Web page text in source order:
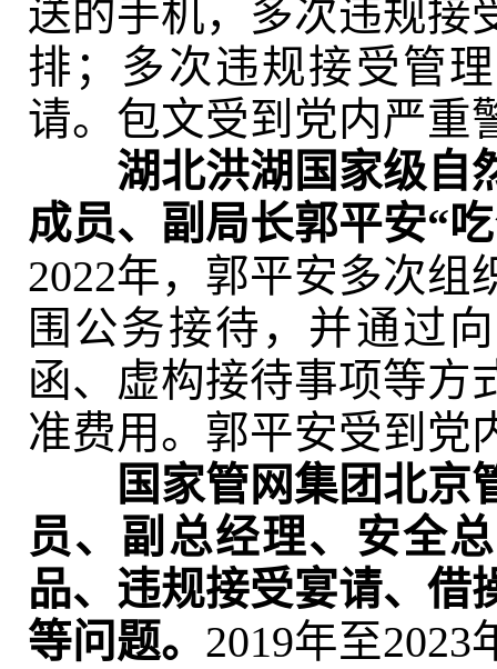
送的手机，多次违规接
排；多次违规接受管
请。包文受到党内严重
湖北洪湖国家级自
成员、副局长郭平安“
2022年，郭平安多次组
围公务接待，并通过
函、虚构接待事项等方
准费用。郭平安受到党
国家管网集团北京
员、副总经理、安全
品、违规接受宴请、借
等问题。 2019年至